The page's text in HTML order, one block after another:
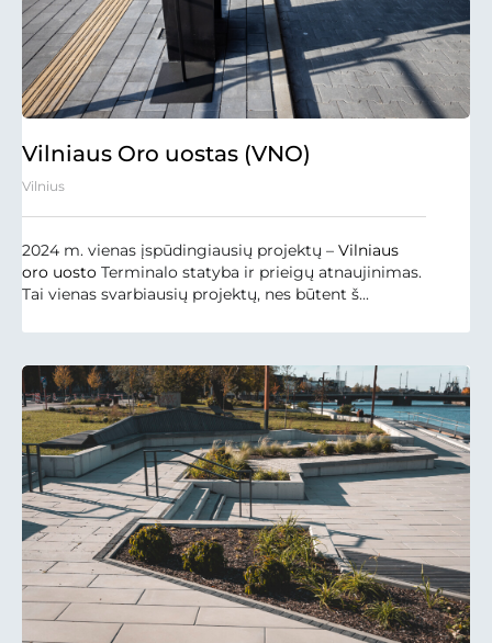
Vilniaus Oro uostas (VNO)
Vilnius
2024 m. vienas įspūdingiausių projektų – Vilniaus
oro uosto Terminalo statyba ir prieigų atnaujinimas.
Tai vienas svarbiausių projektų, nes būtent š...